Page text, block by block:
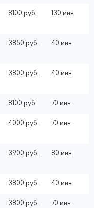
8100 руб. 130 мин
3850 руб. 40 мин
3800 руб. 40 мин
8100 руб. 70 мин
4000 руб. 70 мин
3900 руб. 80 мин
3800 руб. 40 мин
3800 руб. 70 мин